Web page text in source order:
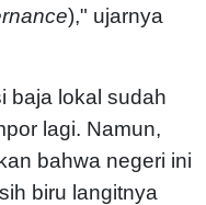
)," ujarnya
baja lokal sudah
lagi. Namun,
bahwa negeri ini
biru langitnya